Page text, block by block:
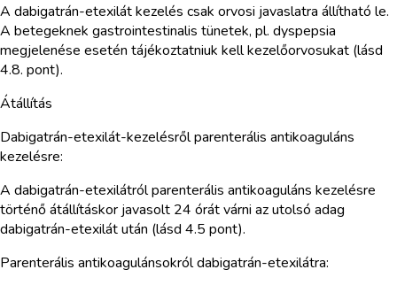
A dabigatrán-etexilát kezelés csak orvosi javaslatra állítható le.
A betegeknek gastrointestinalis tünetek, pl. dyspepsia
megjelenése esetén tájékoztatniuk kell kezelőorvosukat (lásd
4.8. pont).
Átállítás
Dabigatrán-etexilát-kezelésről parenterális antikoaguláns
kezelésre:
A dabigatrán-etexilátról parenterális antikoaguláns kezelésre
történő átállításkor javasolt 24 órát várni az utolsó adag
dabigatrán-etexilát után (lásd 4.5 pont).
Parenterális antikoagulánsokról dabigatrán-etexilátra: